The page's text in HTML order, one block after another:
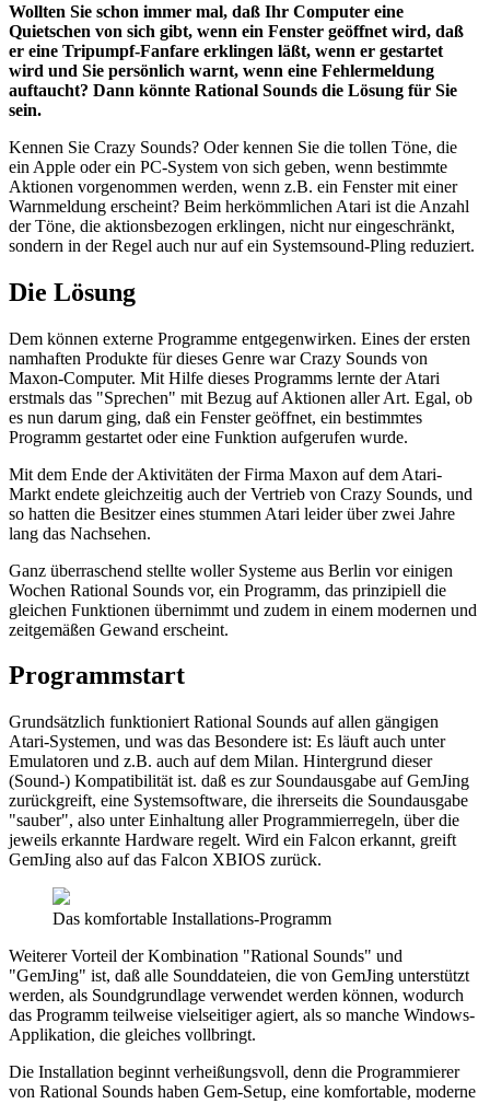
Wollten Sie schon immer mal, daß Ihr Computer eine
Quietschen von sich gibt, wenn ein Fenster geöffnet wird, daß
er eine Tripumpf-Fanfare erklingen läßt, wenn er gestartet
wird und Sie persönlich warnt, wenn eine Fehlermeldung
auftaucht? Dann könnte Rational Sounds die Lösung für Sie
sein.
Kennen Sie Crazy Sounds? Oder kennen Sie die tollen Töne, die
ein Apple oder ein PC-System von sich geben, wenn bestimmte
Aktionen vorgenommen werden, wenn z.B. ein Fenster mit einer
Warnmeldung erscheint? Beim herkömmlichen Atari ist die Anzahl
der Töne, die aktionsbezogen erklingen, nicht nur eingeschränkt,
sondern in der Regel auch nur auf ein Systemsound-Pling reduziert.
Die Lösung
Dem können externe Programme entgegenwirken. Eines der ersten
namhaften Produkte für dieses Genre war Crazy Sounds von
Maxon-Computer. Mit Hilfe dieses Programms lernte der Atari
erstmals das "Sprechen" mit Bezug auf Aktionen aller Art. Egal, ob
es nun darum ging, daß ein Fenster geöffnet, ein bestimmtes
Programm gestartet oder eine Funktion aufgerufen wurde.
Mit dem Ende der Aktivitäten der Firma Maxon auf dem Atari-
Markt endete gleichzeitig auch der Vertrieb von Crazy Sounds, und
so hatten die Besitzer eines stummen Atari leider über zwei Jahre
lang das Nachsehen.
Ganz überraschend stellte woller Systeme aus Berlin vor einigen
Wochen Rational Sounds vor, ein Programm, das prinzipiell die
gleichen Funktionen übernimmt und zudem in einem modernen und
zeitgemäßen Gewand erscheint.
Programmstart
Grundsätzlich funktioniert Rational Sounds auf allen gängigen
Atari-Systemen, und was das Besondere ist: Es läuft auch unter
Emulatoren und z.B. auch auf dem Milan. Hintergrund dieser
(Sound-) Kompatibilität ist. daß es zur Soundausgabe auf GemJing
zurückgreift, eine Systemsoftware, die ihrerseits die Soundausgabe
"sauber", also unter Einhaltung aller Programmierregeln, über die
jeweils erkannte Hardware regelt. Wird ein Falcon erkannt, greift
GemJing also auf das Falcon XBIOS zurück.
Das komfortable Installations-Programm
Weiterer Vorteil der Kombination "Rational Sounds" und
"GemJing" ist, daß alle Sounddateien, die von GemJing unterstützt
werden, als Soundgrundlage verwendet werden können, wodurch
das Programm teilweise vielseitiger agiert, als so manche Windows-
Applikation, die gleiches vollbringt.
Die Installation beginnt verheißungsvoll, denn die Programmierer
von Rational Sounds haben Gem-Setup, eine komfortable, moderne